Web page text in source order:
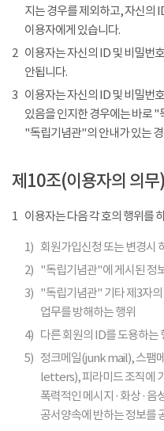
지는 경우를 제외하고, 자신의
이용자에게 있습니다.
2 이용자는 자신의 ID 및 비밀번
안됩니다.
3 이용자는 자신의 ID 및 비밀번
있음을 인지한 경우에는 바로
"독립기념관"의 안내가 있는
제10조(이용자의 의무)
1 이용자는 다음 각 호의 행위를
1) 회원가입신청 또는 변경시
2) "독립기념관"에 게시된 정
3) "독립기념관" 기타 제3자
업무를 방해하는 행위
4) 다른 회원의 ID를 도용하는
5) 정크메일(junk mail), 스팸
letters), 피라미드 조직에
폭력적인 메시지 · 화상 ·
공서양속에 반하는 정보를